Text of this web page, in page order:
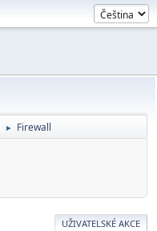
► Firewall
UŽIVATELSKÉ AKCE